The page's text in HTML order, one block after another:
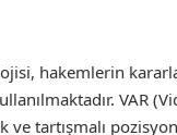
hakemlerin
VAR
tartışmalı